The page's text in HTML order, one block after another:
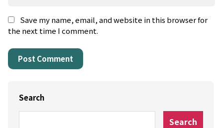
Save my name, email, and website in this browser for
the next time I comment.
Search
Search